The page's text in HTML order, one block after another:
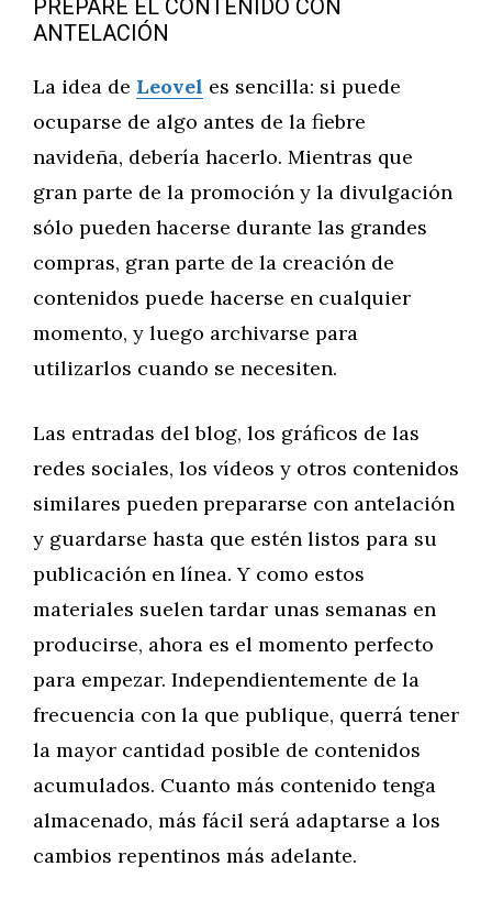
PREPARE EL CONTENIDO CON
ANTELACIÓN
La idea de Leovel es sencilla: si puede
ocuparse de algo antes de la fiebre
navideña, debería hacerlo. Mientras que
gran parte de la promoción y la divulgación
sólo pueden hacerse durante las grandes
compras, gran parte de la creación de
contenidos puede hacerse en cualquier
momento, y luego archivarse para
utilizarlos cuando se necesiten.
Las entradas del blog, los gráficos de las
redes sociales, los vídeos y otros contenidos
similares pueden prepararse con antelación
y guardarse hasta que estén listos para su
publicación en línea. Y como estos
materiales suelen tardar unas semanas en
producirse, ahora es el momento perfecto
para empezar. Independientemente de la
frecuencia con la que publique, querrá tener
la mayor cantidad posible de contenidos
acumulados. Cuanto más contenido tenga
almacenado, más fácil será adaptarse a los
cambios repentinos más adelante.